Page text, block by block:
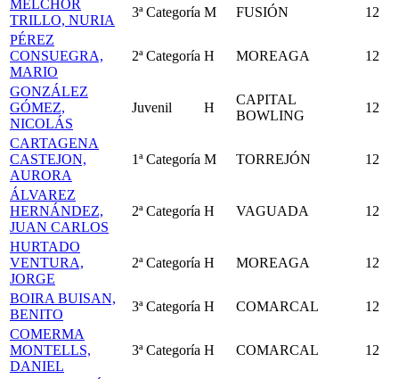
MELCHOR
TRILLO, NURIA
3ª Categoría M FUSIÓN
12
PÉREZ
CONSUEGRA,
MARIO
2ª Categoría H MOREAGA 12
GONZÁLEZ
GÓMEZ,
NICOLÁS
Juvenil H
CAPITAL
BOWLING
12
CARTAGENA
CASTEJON,
AURORA
1ª Categoría M TORREJÓN 12
ÁLVAREZ
HERNÁNDEZ,
JUAN CARLOS
2ª Categoría H VAGUADA 12
HURTADO
VENTURA,
JORGE
2ª Categoría H MOREAGA 12
BOIRA BUISAN,
BENITO
3ª Categoría H COMARCAL
12
COMERMA
MONTELLS,
DANIEL
3ª Categoría H COMARCAL 12